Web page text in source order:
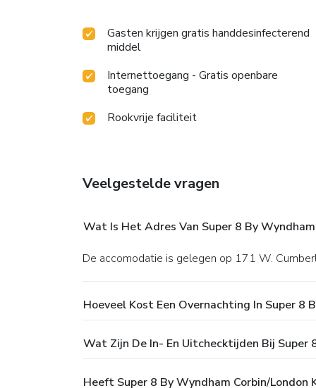
Gasten krijgen gratis handdesinfecterend
middel
Internettoegang - Gratis openbare
toegang
Rookvrije faciliteit
Veelgestelde vragen
Wat Is Het Adres Van Super 8 By Wyndham
De accomodatie is gelegen op 171 W.
Hoeveel Kost Een Overnachting In Super 8
Wat Zijn De In- En Uitchecktijden Bij Super
Heeft Super 8 By Wyndham Corbin/London